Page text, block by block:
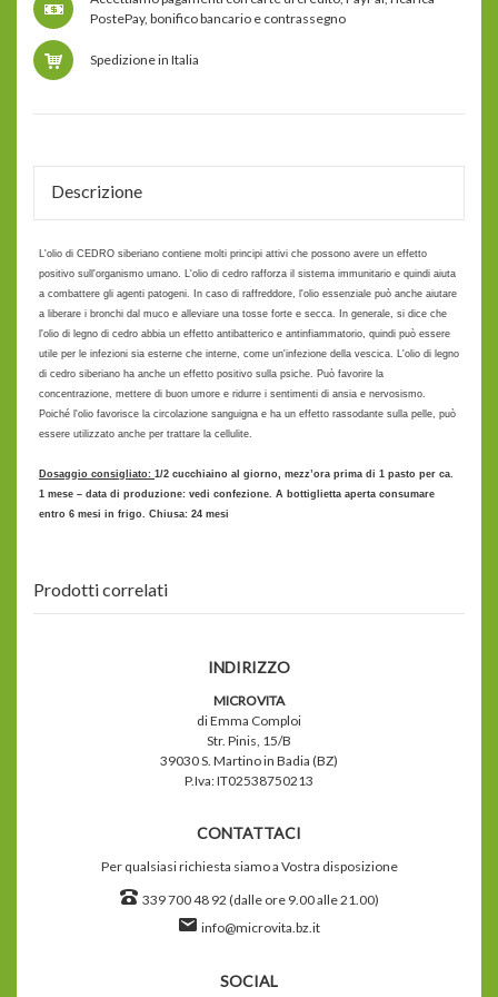
PostePay, bonifico bancario e contrassegno
Spedizione in Italia
Descrizione
L'olio di CEDRO siberiano contiene molti principi attivi che possono avere un effetto
positivo sull'organismo umano. L'olio di cedro rafforza il sistema immunitario e quindi aiuta
a combattere gli agenti patogeni. In caso di raffreddore, l'olio essenziale può anche aiutare
a liberare i bronchi dal muco e alleviare una tosse forte e secca. In generale, si dice che
l'olio di legno di cedro abbia un effetto antibatterico e antinfiammatorio, quindi può essere
utile per le infezioni sia esterne che interne, come un'infezione della vescica. L'olio di legno
di cedro siberiano ha anche un effetto positivo sulla psiche. Può favorire la
concentrazione, mettere di buon umore e ridurre i sentimenti di ansia e nervosismo.
Poiché l'olio favorisce la circolazione sanguigna e ha un effetto rassodante sulla pelle, può
essere utilizzato anche per trattare la cellulite.
Dosaggio consigliato: 1/2 cucchiaino al giorno, mezz’ora prima di 1 pasto per ca.
1 mese – data di produzione: vedi confezione. A bottiglietta aperta consumare
entro 6 mesi in frigo. Chiusa: 24 mesi
Prodotti correlati
INDIRIZZO
MICROVITA
di Emma Comploi
Str. Pinis, 15/B
39030 S. Martino in Badia (BZ)
P.Iva: IT02538750213
CONTATTACI
Per qualsiasi richiesta siamo a Vostra disposizione
339 700 48 92 (dalle ore 9.00 alle 21.00)
info@microvita.bz.it
SOCIAL